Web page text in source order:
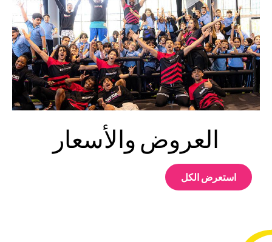
العروض والأسعار
استعرض الكل